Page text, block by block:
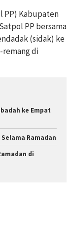
PP) Kabupaten
PP bersama
(sidak) ke
remang di
ke Empat
Ramadan
di